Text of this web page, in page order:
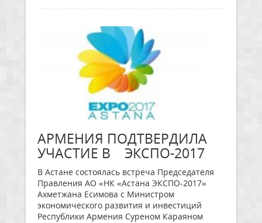
АРМЕНИЯ ПОДТВЕРДИЛА
УЧАСТИЕ В ЭКСПО-2017
В Астане состоялась встреча Председателя
Правления АО «НК «Астана ЭКСПО-2017»
Ахметжана Есимова с Министром
экономического развития и инвестиций
Республики Армения Суреном Караяном